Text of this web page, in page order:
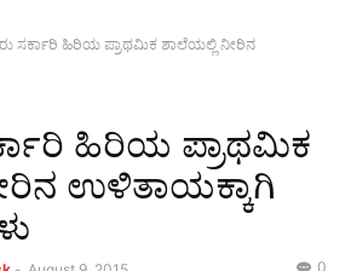
ಸರ್ಕಾರಿ ಹಿರಿಯ ಪ್ರಾಥಮಿಕ ಶಾಲೆಯಲ್ಲಿ ನೀರಿನ
ಹಿರಿಯ ಪ್ರಾಥಮಿಕ
ಉಳಿತಾಯಕ್ಕಾಗಿ
0